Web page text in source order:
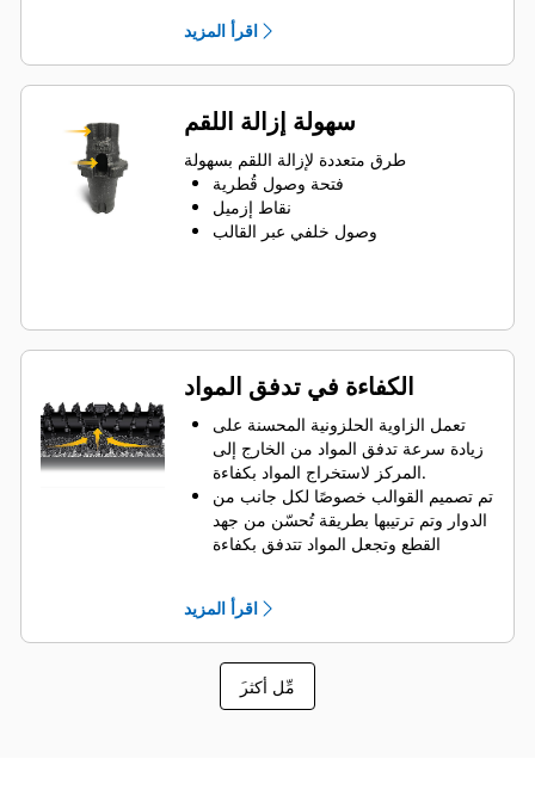
بنسبة 66% من حاملات أدوات نظام
System G
يضمن تصميم حامل الأدوات المقاوم
للدوران الموضع الصحيح لمنع تآكل
القوالب والحاملات
يمكن للماء اختراق فتحة الوصول
القُطرية لحامل الأدوات للمساعدة في
دوران الأسنان من أجل الحفاظ على
تساوي اللقم مع تعرضها للتآكل
تتوفر حاملات أدوات لاستيعاب اللقم ذات
اقرأ المزيد
سهولة إزالة اللقم
طرق متعددة لإزالة اللقم بسهولة
فتحة وصول قُطرية
نقاط إزميل
وصول خلفي عبر القالب
الكفاءة في تدفق المواد
تعمل الزاوية الحلزونية المحسنة على
زيادة سرعة تدفق المواد من الخارج إلى
المركز لاستخراج المواد بكفاءة.
تم تصميم القوالب خصوصًا لكل جانب من
الدوار وتم ترتيبها بطريقة تُحسّن من جهد
القطع وتجعل المواد تتدفق بكفاءة
لضمان أقصى قدرة على إخراج المواد من
ويقلل تصميم الدوار من تآكل المكونات
من خلال سرعة إزالة المواد من غرفة
القطع، مما يسهم في الحد من مقاومة
السحب، وتحسين الكفاءة العامة للماكينة
اقرأ المزيد
َمِّل أكثر